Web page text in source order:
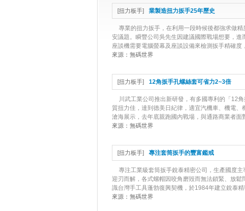
[扭力板手] 業製造扭力扳手25年歷史
專業的扭力扳手，在利用一段時候後都強求做
安議題。瞬豐公司吳先生因建議國際戰場想要，
座談機需要電腦螢幕及座談設備來檢測扳手精確度
來源： 無碼世界
[扭力板手] 12角扳手孔螺絲套可省力2~3倍
川武工業公司推出新研發，有多國專利的「12
質扭力佳，達到德美日紀律，適宜汽機車、機電
滄海展示，去年底親跑國內戰場，與通路商業者面
來源： 無碼世界
[扭力板手] 專注套筒扳手的豐富鑑戒
專注工業級套筒扳手銳泰精密公司，生產國度
迎刃而解，各式螺帽因咬角磨毀而無法鎖緊、放
識台灣手工具蓬勃復興契機，於1984年建立銳泰精
來源： 無碼世界